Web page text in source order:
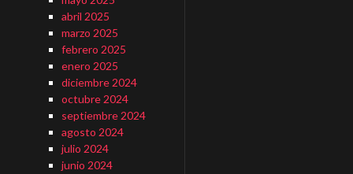
abril 2025
marzo 2025
febrero 2025
enero 2025
diciembre 2024
octubre 2024
septiembre 2024
agosto 2024
julio 2024
junio 2024